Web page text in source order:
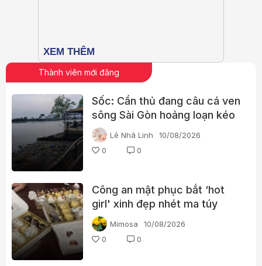
Thành viên mới đăng
Sốc: Cần thủ đang câu cá ven
sông Sài Gòn hoảng loạn kéo
trúng thi thể người phụ nữ
Lê Nhã Linh
10/08/2026
0
0
Công an mật phục bắt ‘hot
girl' xinh đẹp nhét ma túy
trong hộp kẹo
Mimosa
10/08/2026
0
0